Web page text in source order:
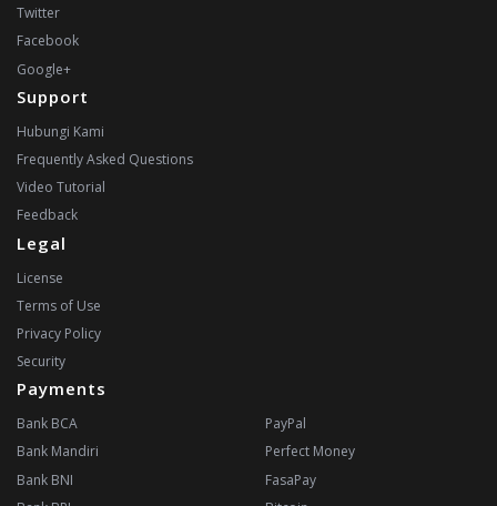
Twitter
Facebook
Google+
Support
Hubungi Kami
Frequently Asked Questions
Video Tutorial
Feedback
Legal
License
Terms of Use
Privacy Policy
Security
Payments
Bank BCA
Bank Mandiri
Bank BNI
PayPal
Perfect Money
FasaPay